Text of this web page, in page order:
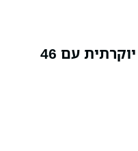
בריכת זרמים קומפקטית יוקרתית עם 46